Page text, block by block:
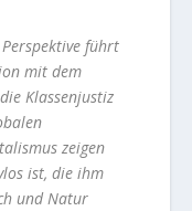
führt
mit dem
Klassenjustiz
zeigen
ist, die ihm
und Natur